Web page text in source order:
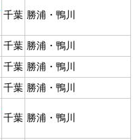
千葉 勝浦・鴨川
千葉 勝浦・鴨川
千葉 勝浦・鴨川
千葉 勝浦・鴨川
千葉 勝浦・鴨川